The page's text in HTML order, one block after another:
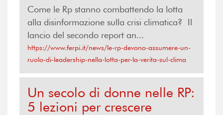
Come le Rp stanno combattendo la lotta
alla disinformazione sulla crisi climatica? Il
lancio del secondo report an...
https://www.ferpi.it/news/le-rp-devono-assumere-un-
ruolo-di-leadership-nella-lotta-per-la-verita-sul-clima
Un secolo di donne nelle RP:
5 lezioni per crescere